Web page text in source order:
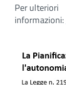
Per ulteriori
informazioni: